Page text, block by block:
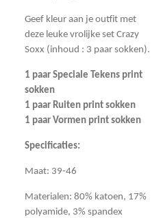
Geef kleur aan je outfit met
deze leuke vrolijke set Crazy
Soxx (inhoud : 3 paar sokken).
1 paar Speciale Tekens print
sokken
1 paar Ruiten print sokken
1 paar Vormen print sokken
Specificaties:
Maat: 39-46
Materialen: 80% katoen, 17%
polyamide, 3% spandex